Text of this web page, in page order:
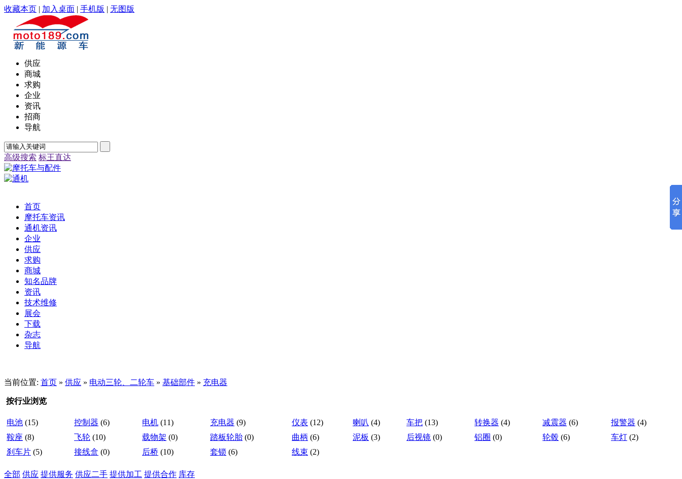
收藏本页 | 加入桌面 | 手机版 | 无图版
供应
商城
求购
企业
资讯
招商
导航
高级搜索 标王直达
首页
摩托车资讯
通机资讯
企业
供应
求购
商城
知名品牌
资讯
技术维修
展会
下载
杂志
导航
当前位置: 首页 » 供应 » 电动三轮、二轮车 » 基础部件 » 充电器
按行业浏览
电池 (15) 控制器 (6) 电机 (11) 充电器 (9) 仪表 (12) 喇叭 (4) 车把 (13) 转换器 (4) 减震器 (6) 报警器 (4)
鞍座 (8) 飞轮 (10) 载物架 (0) 踏板轮胎 (0) 曲柄 (6) 泥板 (3) 后视镜 (0) 铝圈 (0) 轮毂 (6) 车灯 (2)
刹车片 (5) 接线盒 (0) 后桥 (10) 套锁 (6) 线束 (2)
全部 供应 提供服务 供应二手 提供加工 提供合作 库存